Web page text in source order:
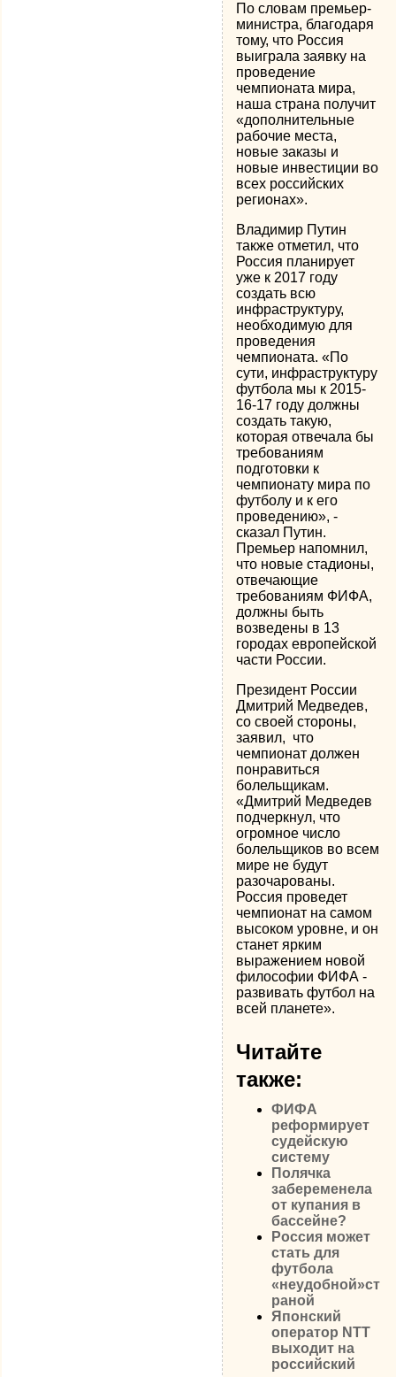
По словам премьер-
министра, благодаря
тому, что Россия
выиграла заявку на
проведение
чемпионата мира,
наша страна получит
«дополнительные
рабочие места,
новые заказы и
новые инвестиции во
всех российских
регионах».
Владимир Путин
также отметил, что
Россия планирует
уже к 2017 году
создать всю
инфраструктуру,
необходимую для
проведения
чемпионата. «По
сути, инфраструктуру
футбола мы к 2015-
16-17 году должны
создать такую,
которая отвечала бы
требованиям
подготовки к
чемпионату мира по
футболу и к его
проведению», -
сказал Путин.
Премьер напомнил,
что новые стадионы,
отвечающие
требованиям ФИФА,
должны быть
возведены в 13
городах европейской
части России.
Президент России
Дмитрий Медведев,
со своей стороны,
заявил, что
чемпионат должен
понравиться
болельщикам.
«Дмитрий Медведев
подчеркнул, что
огромное число
болельщиков во всем
мире не будут
разочарованы.
Россия проведет
чемпионат на самом
высоком уровне, и он
станет ярким
выражением новой
философии ФИФА -
развивать футбол на
всей планете».
Читайте
также:
ФИФА
реформирует
судейскую
систему
Полячка
забеременела
от купания в
бассейне?
Россия может
стать для
футбола
«неудобной»ст
раной
Японский
оператор NTT
выходит на
российский